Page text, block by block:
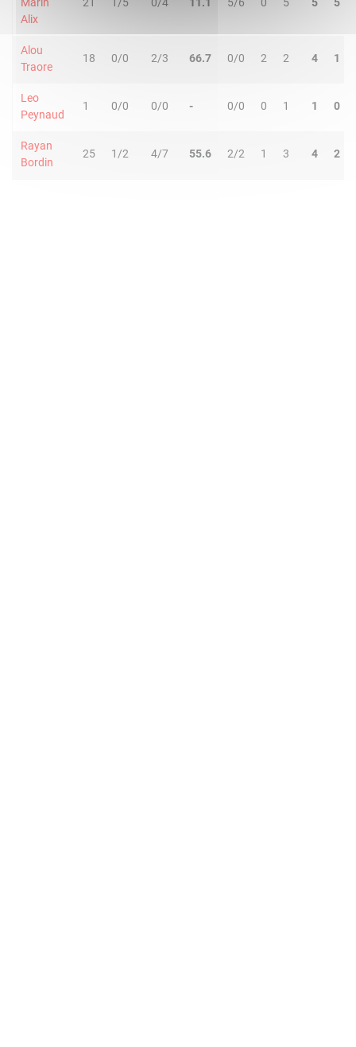
Alix
Alou
Traore
18 0/0 2/3 66.7 0/0 2 2 4 1
Leo
Peynaud
1 0/0 0/0 - 0/0 0 1 1 0
Rayan
Bordin
25 1/2 4/7 55.6 2/2 1 3 4 2